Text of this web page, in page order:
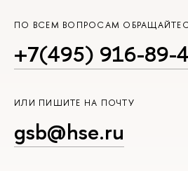
ПО ВСЕМ ВОПРОСАМ
+7(495) 916-89-
ИЛИ ПИШИТЕ НА ПОЧТУ
gsb@hse.ru